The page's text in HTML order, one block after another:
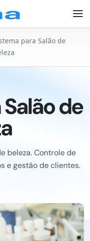
para Salão de
de
beleza. Controle de
e gestão de clientes.